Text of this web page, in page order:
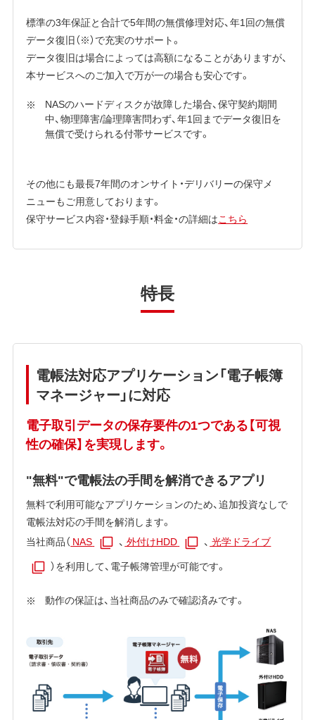
標準の3年保証と合計で5年間の無償修理対応、年1回の無償
データ復旧（※）で充実のサポート。
データ復旧は場合によっては高額になることがありますが、
本サービスへのご加入で万が一の場合も安心です。
NASのハードディスクが故障した場合、保守契約期間
中、物理障害/論理障害問わず、年1回までデータ復旧を
無償で受けられる付帯サービスです。
その他にも最長7年間のオンサイト・デリバリーの保守メ
ニューもご用意しております。
保守サービス内容・登録手順・料金・の詳細はこちら
特長
電帳法対応アプリケーション「電子帳簿
マネージャー」に対応
電子取引データの保存要件の1つである【可視
性の確保】を実現します。
"無料"で電帳法の手間を解消できるアプリ
無料で利用可能なアプリケーションのため、追加投資なしで
電帳法対応の手間を解消します。
当社商品（ NAS 、 外付けHDD 、 光学ドライブ
）を利用して、電子帳簿管理が可能です。
動作の保証は、当社商品のみで確認済みです。